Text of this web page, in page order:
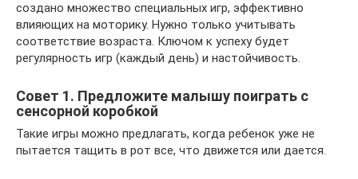
создано множество специальных игр, эффективно
влияющих на моторику. Нужно только учитывать
соответствие возраста. Ключом к успеху будет
регулярность игр (каждый день) и настойчивость.
Совет 1. Предложите малышу поиграть с
сенсорной коробкой
Такие игры можно предлагать, когда ребенок уже не
пытается тащить в рот все, что движется или дается.